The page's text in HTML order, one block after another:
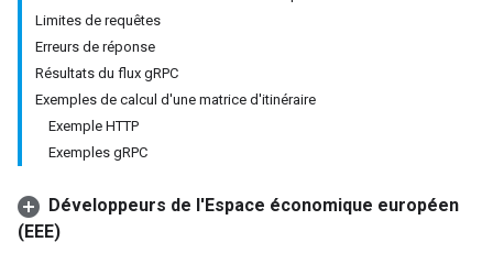
Limites de requêtes
Erreurs de réponse
Résultats du flux gRPC
Exemples de calcul d'une matrice d'itinéraire
Exemple HTTP
Exemples gRPC
Développeurs de l'Espace économique européen
(EEE)